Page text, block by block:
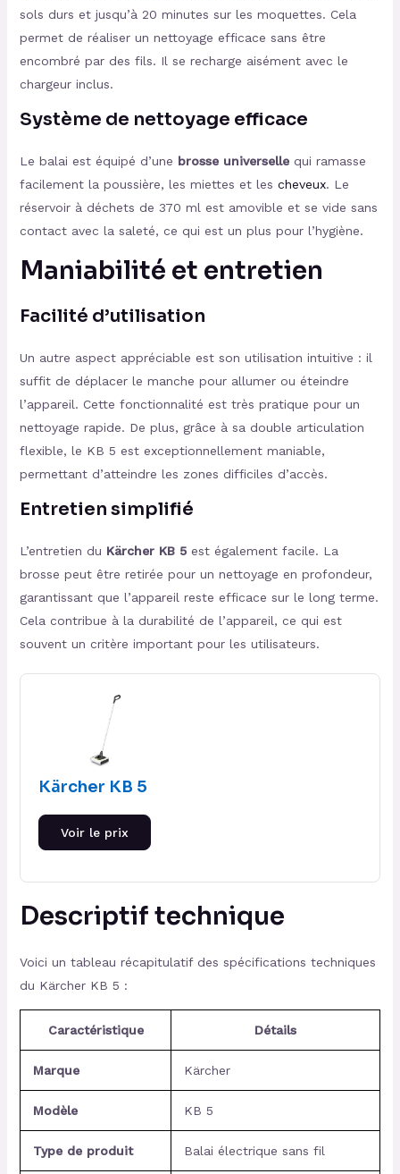
sols durs et jusqu’à 20 minutes sur les moquettes. Cela
permet de réaliser un nettoyage efficace sans être
encombré par des fils. Il se recharge aisément avec le
chargeur inclus.
Système de nettoyage efficace
Le balai est équipé d’une brosse universellequi ramasse
facilement la poussière, les miettes et les cheveux. Le
réservoir à déchets de 370 ml est amovible et se vide sans
contact avec la saleté, ce qui est un plus pour l’hygiène.
Maniabilité et entretien
Facilité d’utilisation
Un autre aspect appréciable est son utilisation intuitive : il
suffit de déplacer le manche pour allumer ou éteindre
l’appareil. Cette fonctionnalité est très pratique pour un
nettoyage rapide. De plus, grâce à sa double articulation
flexible, le KB 5 est exceptionnellement maniable,
permettant d’atteindre les zones difficiles d’accès.
Entretien simplifié
L’entretien du Kärcher KB 5est également facile. La
brosse peut être retirée pour un nettoyage en profondeur,
garantissant que l’appareil reste efficace sur le long terme.
Cela contribue à la durabilité de l’appareil, ce qui est
souvent un critère important pour les utilisateurs.
Kärcher KB 5
Voir le prix
Descriptif technique
Voici un tableau récapitulatif des spécifications techniques
du Kärcher KB 5 :
Caractéristique Détails
Marque Kärcher
Modèle KB 5
Type de produit Balai électrique sans fil